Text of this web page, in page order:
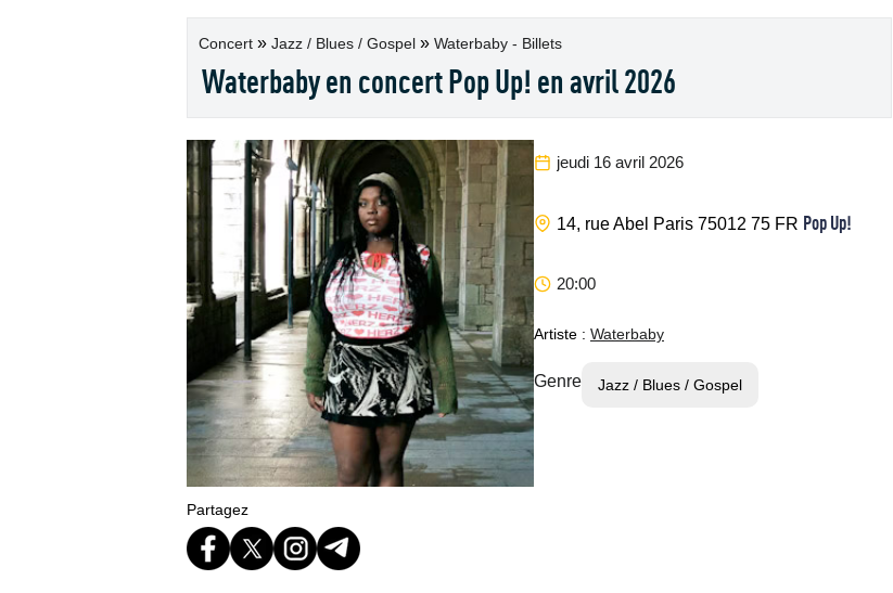
Concert » Jazz / Blues / Gospel » Waterbaby - Billets
Waterbaby en concert Pop Up! en avril 2026
jeudi 16 avril 2026
14, rue Abel Paris 75012 75 FR Pop Up!
20:00
Artiste : Waterbaby
Genre Jazz / Blues / Gospel
Partagez